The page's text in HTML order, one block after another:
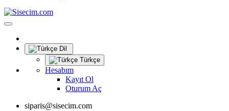
Dil
Türkçe
Hesabım
Kayıt Ol
Oturum Aç
siparis@sisecim.com